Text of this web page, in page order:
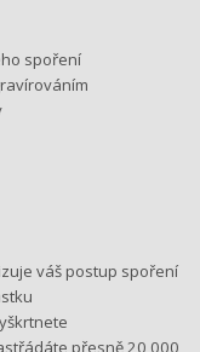
spoření
váš postup spoření
přesně 20 000